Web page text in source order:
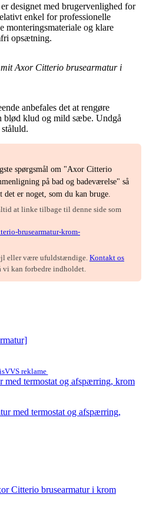
designet med brugervenlighed for
enkel for professionelle
monteringsmateriale og klare
opsætning.
Axor Citterio brusearmatur i
anbefales det at rengøre
blød klud og mild sæbe. Undgå
spørgsmål om "Axor Citterio
på bad og badeværelse" så
er noget, som du kan bruge.
at linke tilbage til denne side som
brusearmatur-krom-
eller være ufuldstændige. Kontakt os
vi kan forbedre indholdet.
reklame
med termostat og afspærring,